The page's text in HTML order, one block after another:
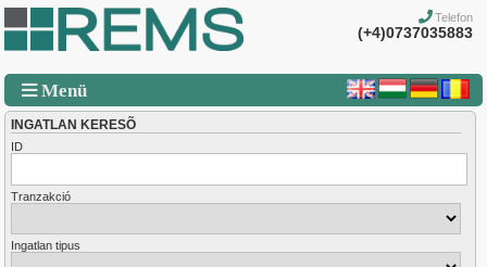
Telefon
(+4)0737035883
Menü
INGATLAN KERESÕ
ID
Tranzakció
Ingatlan tipus